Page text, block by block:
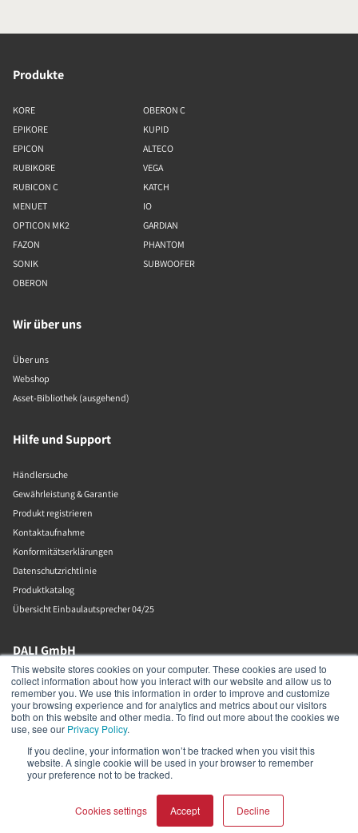
This website stores cookies on your computer. These cookies are used to
collect information about how you interact with our website and allow us to
remember you. We use this information in order to improve and customize
your browsing experience and for analytics and metrics about our visitors
both on this website and other media. To find out more about the cookies we
use, see our Privacy Policy.
If you decline, your information won’t be tracked when you visit this
website. A single cookie will be used in your browser to remember
your preference not to be tracked.
Cookies settings Accept Decline
Produkte
KORE
EPIKORE
EPICON
RUBIKORE
RUBICON C
MENUET
OPTICON MK2
FAZON
SONIK
OBERON
OBERON C
KUPID
ALTECO
VEGA
KATCH
IO
GARDIAN
PHANTOM
SUBWOOFER
Wir über uns
Über uns
Webshop
Asset-Bibliothek (ausgehend)
Hilfe und Support
Händlersuche
Gewährleistung & Garantie
Produkt registrieren
Kontaktaufnahme
Konformitätserklärungen
Datenschutzrichtlinie
Produktkatalog
Übersicht Einbaulautsprecher 04/25
DALI GmbH
Berliner Ring 89
Bensheim
64625
Deutschland
06251-8079010